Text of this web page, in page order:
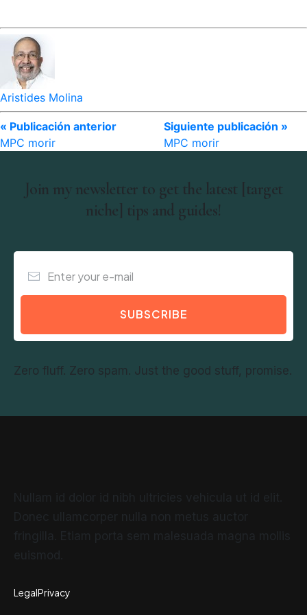
Aristides Molina
« Publicación anterior
MPC morir
Siguiente publicación »
MPC morir
Join my newsletter to get the latest [target
niche] tips and guides!
SUBSCRIBE
Zero fluff. Zero spam. Just the good stuff, promise.
LegalPrivacy